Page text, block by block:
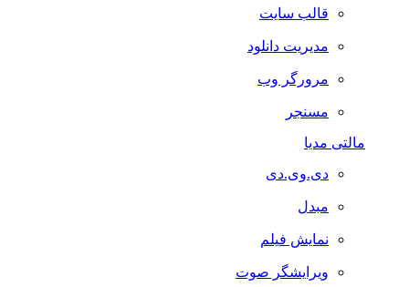
قالب سایت
مدیریت دانلود
مرورگر وب
مسنجر
مالتی مدیا
دی.وی.دی
مبدل
نمایش فیلم
ویرایشگر صوت